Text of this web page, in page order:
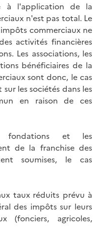
à l'application de la
n'est pas total. Le
commerciaux ne
activités financières
Les associations, les
bénéficiaires de la
sont donc, le cas
les sociétés dans les
en raison de ces
fondations et les
de la franchise des
soumises, le cas
taux réduits prévu à
des impôts sur leurs
(fonciers, agricoles,